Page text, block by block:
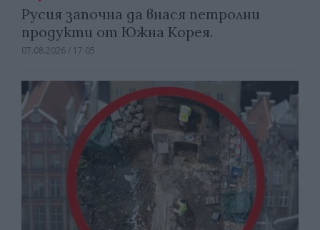
Русия започна да внася петролни
продукти от Южна Корея.
07.08.2026 / 17:05